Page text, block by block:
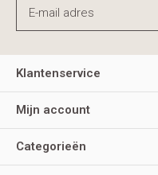
Klantenservice
Mijn account
Categorieën